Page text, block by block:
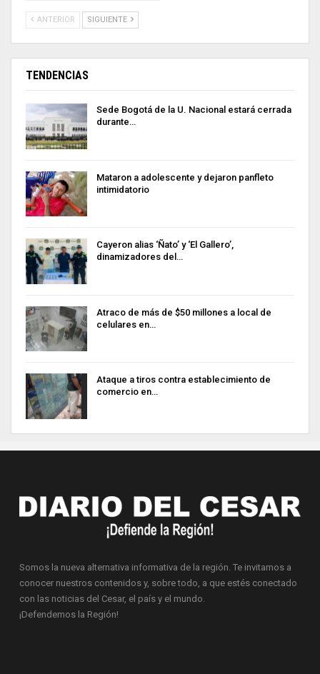
ANTERIOR SIGUIENTE
TENDENCIAS
Sede Bogotá de la U. Nacional estará cerrada
durante…
Mataron a adolescente y dejaron panfleto
intimidatorio
Cayeron alias ‘Ñato’ y ‘El Gallero’,
dinamizadores del…
Atraco de más de $50 millones a local de
celulares en…
Ataque a tiros contra establecimiento de
comercio en…
Somos la nueva alternativa informativa de la región. Te invitamos a
conocer nuestros contenidos y, sobre todo, a que estés conectado
con las noticias del Cesar, el país y el mundo.
¡Defendemos la Región!